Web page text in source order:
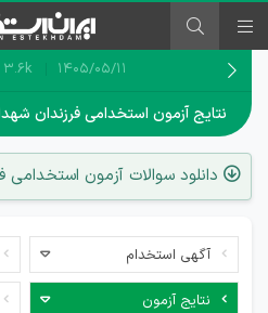
۱۴۰۵/۰۵/۱۱ 3.6k نظر
نتایج آزمون استخدامی فرزندان شهدا و جانبازان
دانلود سوالات آزمون استخدامی
آگهی استخدام
نتایج آزمون